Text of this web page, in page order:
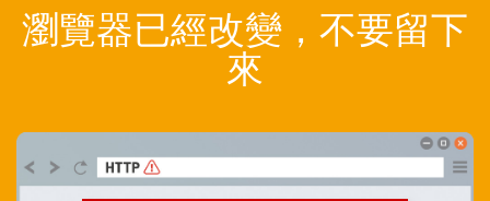
瀏覽器已經改變，不要留下
來